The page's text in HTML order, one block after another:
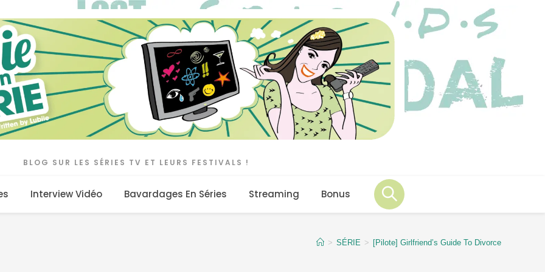
BLOG SUR LES SÉRIES TV ET LEURS FESTIVALS !
Interview Vidéo Bavardages En Séries Streaming Bonus
> SÉRIE > [Pilote] Girlfriend’s Guide To Divorce